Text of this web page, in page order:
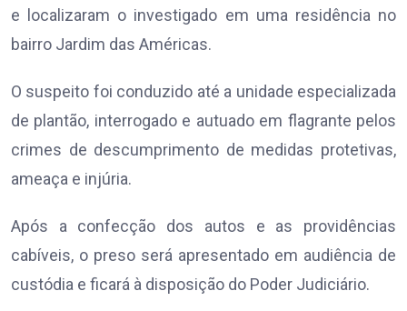
e localizaram o investigado em uma residência no
bairro Jardim das Américas.
O suspeito foi conduzido até a unidade especializada
de plantão, interrogado e autuado em flagrante pelos
crimes de descumprimento de medidas protetivas,
ameaça e injúria.
Após a confecção dos autos e as providências
cabíveis, o preso será apresentado em audiência de
custódia e ficará à disposição do Poder Judiciário.